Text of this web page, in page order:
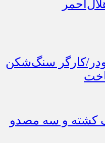
کارگر سنگ‌شکن
کشته و سه مصدو